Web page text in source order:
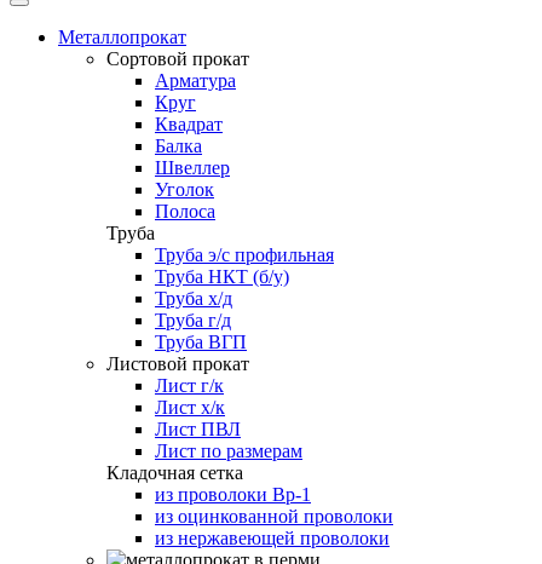
Toggle
navigationМеталлопрокат
Сортовой прокат
Арматура
Круг
Квадрат
Балка
Швеллер
Уголок
Полоса
Труба
Труба э/с профильная
Труба НКТ (б/у)
Труба х/д
Труба г/д
Труба ВГП
Листовой прокат
Лист г/к
Лист х/к
Лист ПВЛ
Лист по размерам
Кладочная сетка
из проволоки Вр-1
из оцинкованной проволоки
из нержавеющей проволоки